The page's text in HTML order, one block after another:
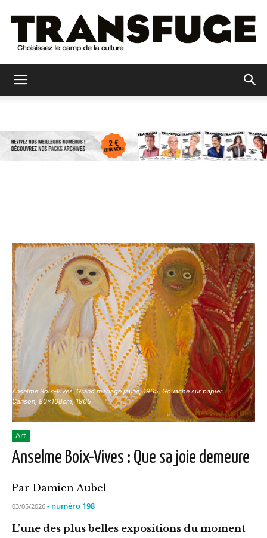
Anselme Boix-Vives, Grand mariage jaune, 1965, Gouache sur papier
Canson, 80x108cm, 1965
Art
Anselme Boix-Vives : Que sa joie demeure
Par Damien Aubel
03/05/2026 - numéro 198
L’une des plus belles expositions du moment